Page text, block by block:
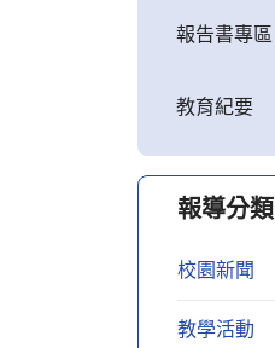
報告書專區
教育紀要
報導分類
校園新聞
教學活動